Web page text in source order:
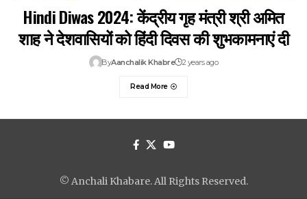
Hindi Diwas 2024: केंद्रीय गृह मंत्री श्री अमित
शाह ने देशवासियों को हिंदी दिवस की शुभकामनाएं दी
ByAanchalik Khabre 2 years ago
Read More
© Anchali Khabare. All Rights Reserved.